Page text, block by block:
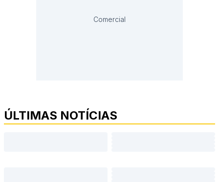
Comercial
ÚLTIMAS NOTÍCIAS